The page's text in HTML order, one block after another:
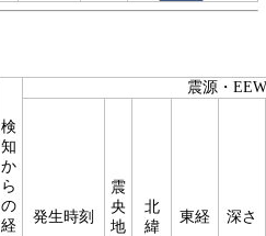
検
知
か
ら
の
経
震源・
発生時刻
震
央
地
北
緯
東経 深さ